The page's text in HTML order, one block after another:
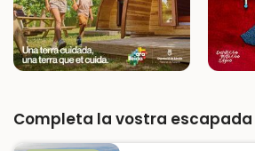
Completa la vostra escapada